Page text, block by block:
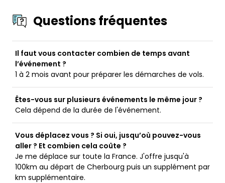
Questions fréquentes
Il faut vous contacter combien de temps avant
l’événement ?
1 à 2 mois avant pour préparer les démarches de vols.
Êtes-vous sur plusieurs événements le même jour ?
Cela dépend de la durée de l'événement.
Vous déplacez vous ? Si oui, jusqu’où pouvez-vous
aller ? Et combien cela coûte ?
Je me déplace sur toute la France. J'offre jusqu'à
100km au départ de Cherbourg puis un supplément par
km supplémentaire.